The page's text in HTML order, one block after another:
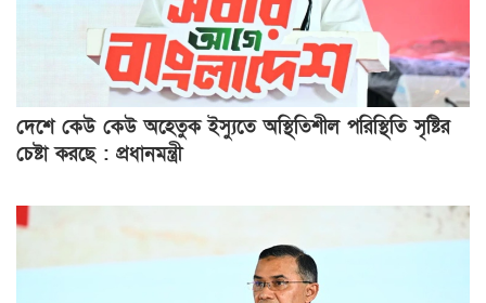
দেশে কেউ কেউ অহেতুক ইস্যুতে অস্থিতিশীল পরিস্থিতি সৃষ্টির
চেষ্টা করছে : প্রধানমন্ত্রী